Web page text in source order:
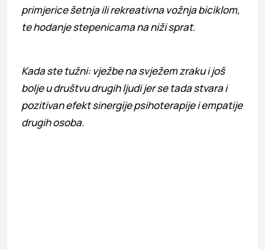
primjerice šetnja ili rekreativna vožnja biciklom,
te hodanje stepenicama na niži sprat.
Kada ste tužni: vježbe na svježem zraku i još
bolje u društvu drugih ljudi jer se tada stvara i
pozitivan efekt sinergije psihoterapije i empatije
drugih osoba.